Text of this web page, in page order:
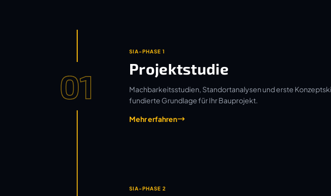
01
SIA-PHASE 1
Projektstudie
Machbarkeitsstudien, Standortanalysen und erste
fundierte Grundlage für Ihr Bauprojekt.
Mehr erfahren
SIA-PHASE 2